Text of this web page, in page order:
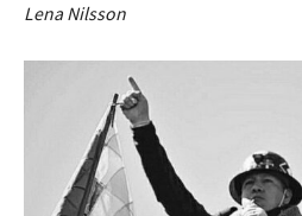
Lena Nilsson